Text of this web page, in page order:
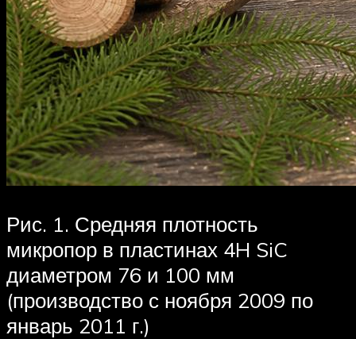
Рис. 1. Средняя плотность
микропор в пластинах 4H SiC
диаметром 76 и 100 мм
(производство с ноября 2009 по
январь 2011 г.)